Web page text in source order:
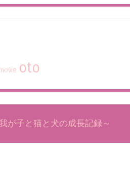
oto
が子と猫と犬の成長記録～